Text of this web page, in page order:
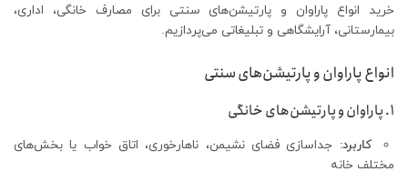
خرید انواع پاراوان و پارتیشن‌های سنتی برای مصارف خانگی، اداری،
بیمارستانی، آرایشگاهی و تبلیغاتی می‌پردازیم.
انواع پاراوان و پارتیشن‌های سنتی
1. پاراوان و پارتیشن‌های خانگی
کاربرد: جداسازی فضای نشیمن، ناهارخوری، اتاق خواب یا بخش‌های
مختلف خانه